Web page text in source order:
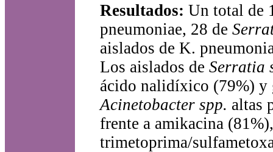
Resultados: Un total de
pneumoniae, 28 de
aislados de K.
Los aislados de Serratia
ácido nalidíxico (79%) y
Acinetobacter spp. altas
frente a amikacina
trimetoprima/